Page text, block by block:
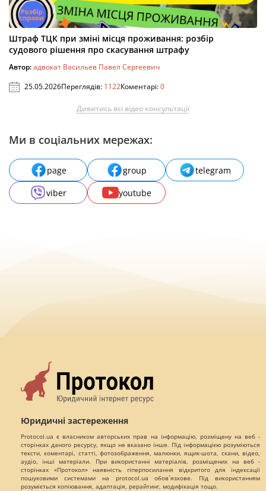
Штраф ТЦК при зміні місця проживання: розбір
судового рішення про скасування штрафу
Автор:адвокат Васильев Павел Сергеевич
25.05.2026Переглядів: 1122Коментарі:0
Дивитись всі відео консультації
Ми в соціальних мережах:
page group
telegram
viber
youtube
Юридичні застереження
Protocol.ua є власником авторських прав на інформацію, розміщену на веб -
сторінках даного ресурсу, якщо не вказано інше. Під інформацією розуміються
тексти, коментарі, статті, фотозображення, малюнки, ящик-шота, скани, відео,
аудіо, інші матеріали. При використанні матеріалів, розміщених на веб -
сторінках «Протокол» наявність гіперпосилання відкритого для індексації
пошуковими системами на protocol.ua обов`язкове. Під використанням
розуміється копіювання, адаптація, рерайтинг, модифікація тощо.